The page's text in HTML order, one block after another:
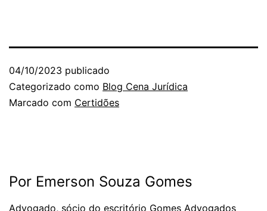
04/10/2023 publicado
Categorizado como Blog Cena Jurídica
Marcado com Certidões
Por Emerson Souza Gomes
Advogado, sócio do escritório Gomes Advogados